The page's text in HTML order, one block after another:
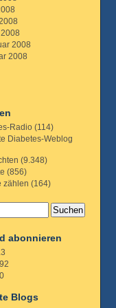
2008
2008
Radio (114)
Diabetes-Weblog
(9.348)
(856)
zählen (164)
abonnieren
Blogs